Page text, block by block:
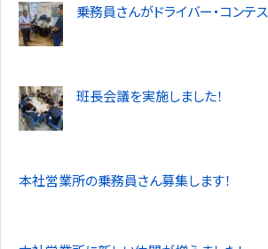
乗務員さんがドライバー・コンテ
班長会議を実施しました！
本社営業所の乗務員さん募集します！